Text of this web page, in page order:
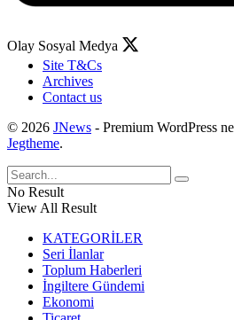
Olay Sosyal Medya
Site T&Cs
Archives
Contact us
© 2026 JNews - Premium WordPress
Jegtheme.
No Result
View All Result
KATEGORİLER
Seri İlanlar
Toplum Haberleri
İngiltere Gündemi
Ekonomi